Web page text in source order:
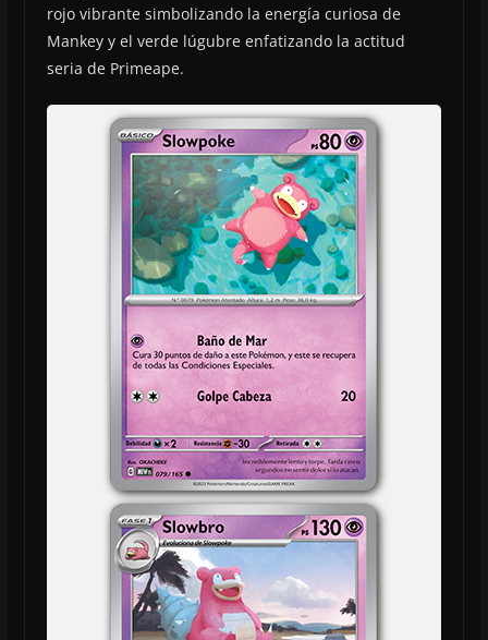
rojo vibrante simbolizando la energía curiosa de
Mankey y el verde lúgubre enfatizando la actitud
seria de Primeape.